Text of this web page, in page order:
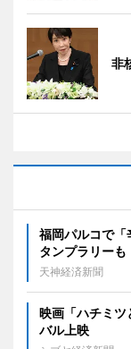
非
福岡パルコで
タンプラリーも
天神経済新聞
映画「ハチミツ
バル上映